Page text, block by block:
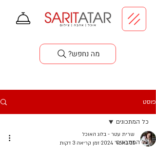
?מה נחפש
פוסט
כל המתכונים
כל המתכונים
שרית עטר - בלוג האוכל
21 באפר׳ 2024
זמן קריאה 3 דקות